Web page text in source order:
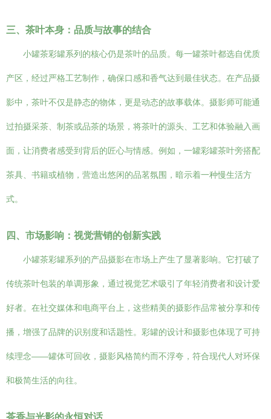
三、茶叶本身：品质与故事的结合
小罐茶彩罐系列的核心仍是茶叶的品质。每一罐茶叶都选自优质
产区，经过严格工艺制作，确保口感和香气达到最佳状态。在产品摄
影中，茶叶不仅是静态的物体，更是动态的故事载体。摄影师可能通
过拍摄采茶、制茶或品茶的场景，将茶叶的源头、工艺和体验融入画
面，让消费者感受到背后的匠心与情感。例如，一罐彩罐茶叶旁搭配
茶具、书籍或植物，营造出悠闲的品茗氛围，暗示着一种慢生活方
式。
四、市场影响：视觉营销的创新实践
小罐茶彩罐系列的产品摄影在市场上产生了显著影响。它打破了
传统茶叶包装的单调形象，通过视觉艺术吸引了年轻消费者和设计爱
好者。在社交媒体和电商平台上，这些精美的摄影作品常被分享和传
播，增强了品牌的识别度和话题性。彩罐的设计和摄影也体现了可持
续理念——罐体可回收，摄影风格简约而不浮夸，符合现代人对环保
和极简生活的向往。
茶香与光影的永恒对话